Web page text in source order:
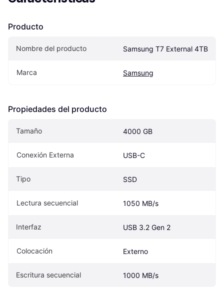
Producto
Nombre del producto Samsung T7 External 4TB
Marca Samsung
Propiedades del producto
Tamaño 4000 GB
Conexión Externa USB-C
Tipo SSD
Lectura secuencial 1050 MB/s
Interfaz USB 3.2 Gen 2
Colocación Externo
Escritura secuencial 1000 MB/s